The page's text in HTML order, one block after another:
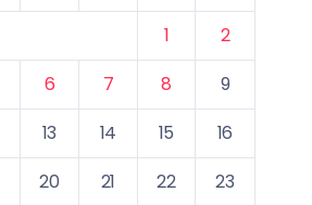
1
2
6 7 8
9
13 14 15
16
20 21 22
23